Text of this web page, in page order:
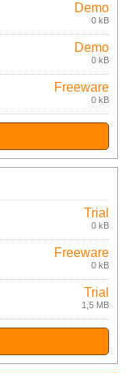
Demo
0 kB
Demo
0 kB
Freeware
0 kB
Trial
0 kB
Freeware
0 kB
Trial
1,5 MB